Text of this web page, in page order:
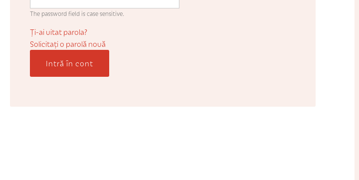
The password field is case sensitive.
Ți-ai uitat parola?
Solicitaţi o parolă nouă
Intră în cont